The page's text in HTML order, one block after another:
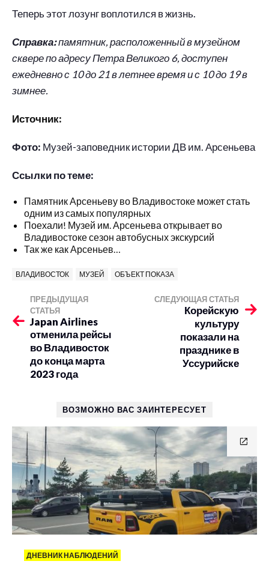
Теперь этот лозунг воплотился в жизнь.
Справка:памятник, расположенный в музейном
сквере по адресу Петра Великого 6, доступен
ежедневно с 10 до 21 в летнее время и с 10 до 19 в
зимнее.
Источник:
Фото: Музей-заповедник истории ДВ им. Арсеньева
Ссылки по теме:
Памятник Арсеньеву во Владивостоке может стать
одним из самых популярных
Поехали! Музей им. Арсеньева открывает во
Владивостоке сезон автобусных экскурсий
Так же как Арсеньев…
ВЛАДИВОСТОК МУЗЕЙ ОБЪЕКТ ПОКАЗА
ПРЕДЫДУЩАЯ
СТАТЬЯ
Japan Airlines
отменила рейсы
во Владивосток
до конца марта
2023 года
СЛЕДУЮЩАЯ СТАТЬЯ
Корейскую
культуру
показали на
празднике в
Уссурийске
ВОЗМОЖНО ВАС ЗАИНТЕРЕСУЕТ
ДНЕВНИК НАБЛЮДЕНИЙ